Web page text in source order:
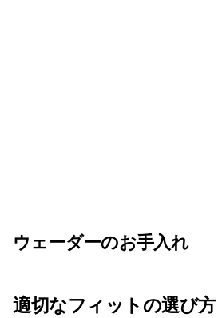
ウェーダーのお手入れ
適切なフィットの選び方